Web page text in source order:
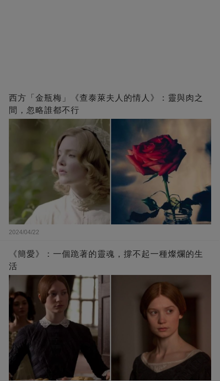
西方「金瓶梅」《查泰萊夫人的情人》：靈與肉之
間，忽略誰都不行
2024/04/22
《簡愛》：一個跪著的靈魂，撐不起一種燦爛的生
活